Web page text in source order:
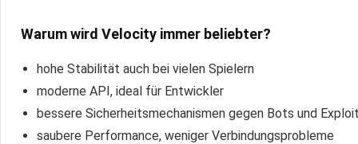
Warum wird Velocity immer beliebter?
hohe Stabilität auch bei vielen Spielern
moderne API, ideal für Entwickler
bessere Sicherheitsmechanismen gegen Bots und
saubere Performance, weniger Verbindungsprobleme